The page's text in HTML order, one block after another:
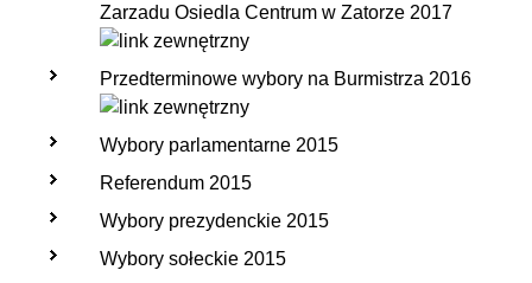
Zarzadu Osiedla Centrum w Zatorze 2017
Przedterminowe wybory na Burmistrza 2016
Wybory parlamentarne 2015
Referendum 2015
Wybory prezydenckie 2015
Wybory sołeckie 2015